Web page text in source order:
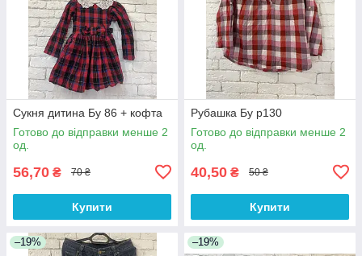
Сукня дитина Бу 86 + кофта
Готово до відправки менше 2
од.
56,70 ₴ 70 ₴
Купити
Рубашка Бу р130
Готово до відправки менше 2
од.
40,50 ₴ 50 ₴
Купити
–19% –19%